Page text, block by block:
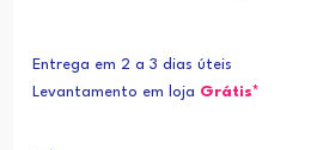
Entrega em 2 a 3 dias úteis
Levantamento em loja Grátis*